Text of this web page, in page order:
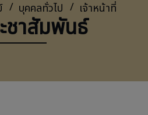
บุคคลทั่วไป เจ้าหน้าที่
ชาสัมพันธ์